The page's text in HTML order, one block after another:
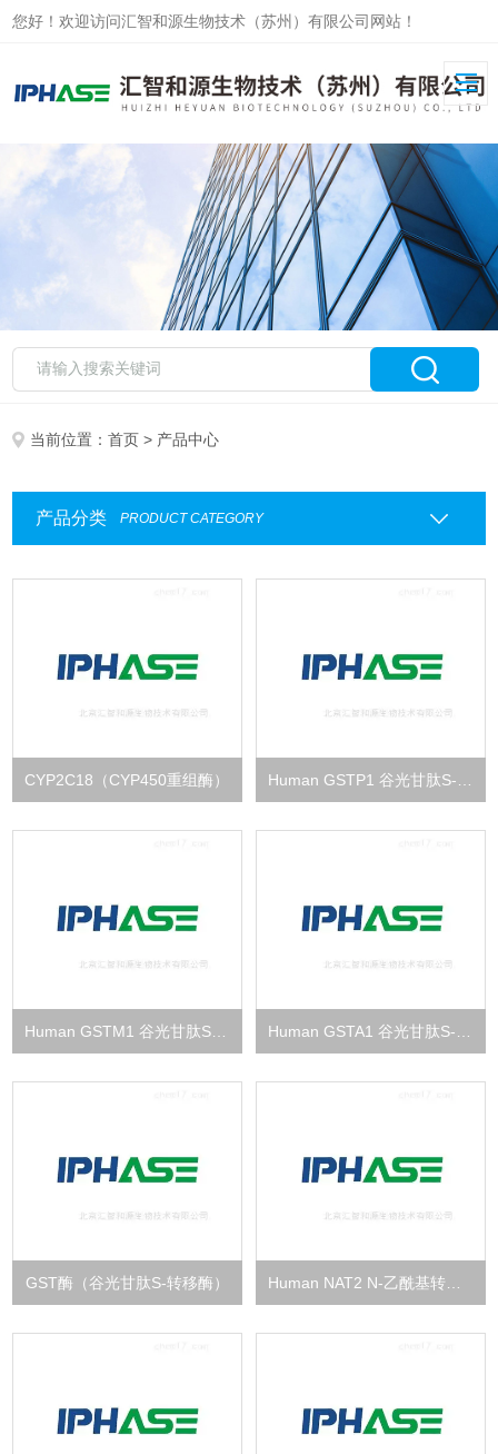
您好！欢迎访问汇智和源生物技术（苏州）有限公司网站！
当前位置：首页 > 产品中心
产品分类 PRODUCT CATEGORY
CYP2C18（CYP450重组酶）
Human GSTM1 谷光甘肽S-转移酶
GST酶（谷光甘肽S-转移酶）